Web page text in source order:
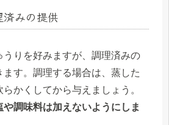
みの提供
うりを好みますが、調理済みの
ます。調理する場合は、蒸した
かくしてから与えましょう。
や調味料は加えないようにしま